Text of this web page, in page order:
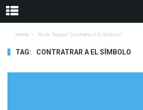
Home Posts Tagged "Contratrar A El Símbolo"
TAG: CONTRATRAR A EL SÍMBOLO